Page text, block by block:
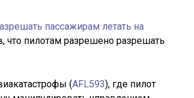
пассажирам летать на
что пилотам разрешено разрешать
(AFL593), где пилот